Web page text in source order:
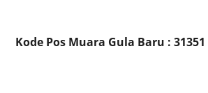
Kode Pos Muara Gula Baru : 31351